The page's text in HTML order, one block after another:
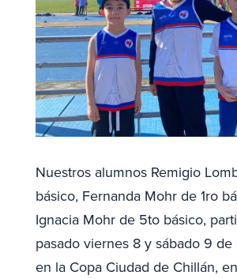
Nuestros alumnos Remigio
básico, Fernanda Mohr de 1ro
Ignacia Mohr de 5to básico,
pasado viernes 8 y sábado 9
en la Copa Ciudad de Chillán,